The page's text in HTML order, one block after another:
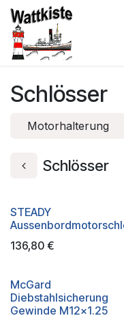
Zum Inhalt springen
Schlösser
Motorhalterung
Schlösser
STEADY
136,80 €
McGard
Diebstahlsicherung
Gewinde M12x1.25